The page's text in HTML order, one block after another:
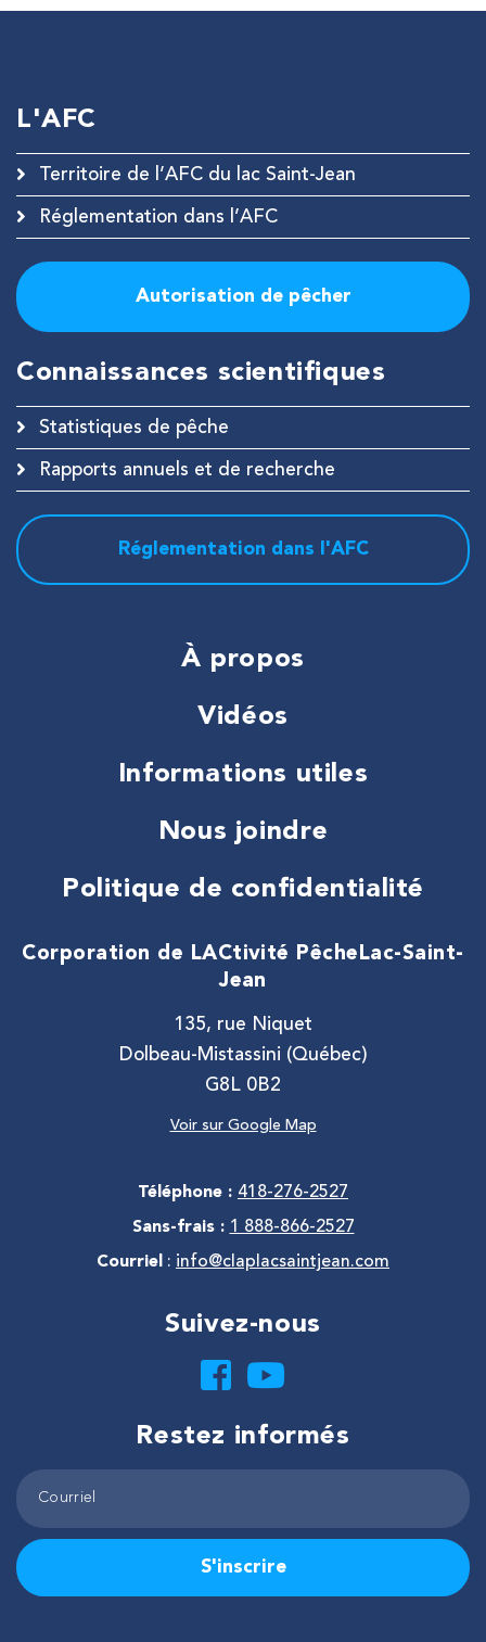
L'AFC
Territoire de l’AFC du lac Saint-Jean
Réglementation dans l’AFC
Autorisation de pêcher
Connaissances scientifiques
Statistiques de pêche
Rapports annuels et de recherche
Réglementation dans l'AFC
À propos
Vidéos
Informations utiles
Nous joindre
Politique de confidentialité
Corporation de LACtivité Pêche Lac-Saint-
Jean
135, rue Niquet
Dolbeau-Mistassini (Québec)
G8L 0B2
Voir sur Google Map
Téléphone : 418-276-2527
Sans-frais : 1 888-866-2527
Courriel : info@claplacsaintjean.com
Suivez-nous
Restez informés
S'inscrire
RECHERCHE
Fermer